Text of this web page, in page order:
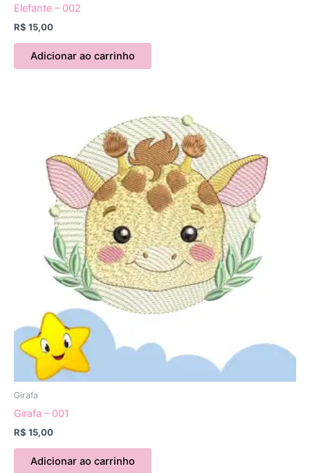
Elefante – 002
R$ 15,00
Adicionar ao carrinho
Girafa
Girafa – 001
R$ 15,00
Adicionar ao carrinho